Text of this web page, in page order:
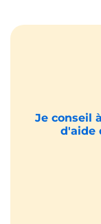
Je conseil
d'aide